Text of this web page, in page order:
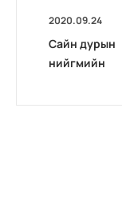
2020.09.24
Сайн дурын
нийгмийн